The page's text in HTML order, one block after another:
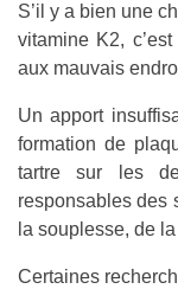
S’il y a bien une
vitamine K2,
aux mauvais
Un apport
formation de
tartre sur les
responsables des
la souplesse, de
Certaines